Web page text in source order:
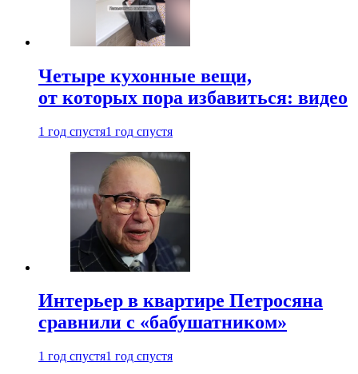
Четыре кухонные вещи,
от которых пора избавиться: видео
1 год спустя1 год спустя
Интерьер в квартире Петросяна
сравнили с «бабушатником»
1 год спустя1 год спустя